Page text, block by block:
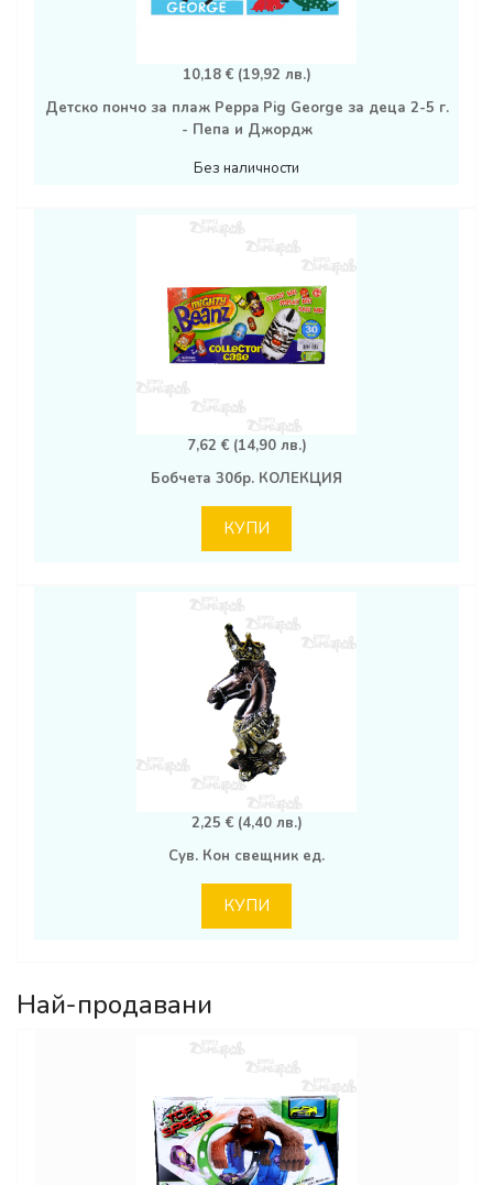
10,18 € (19,92 лв.)
Детско пончо за плаж Peppa Pig George за деца 2-5 г.
- Пепа и Джордж
Без наличности
7,62 € (14,90 лв.)
Бобчета 30бр. КОЛЕКЦИЯ
КУПИ
2,25 € (4,40 лв.)
Сув. Кон свещник ед.
КУПИ
Най-продавани